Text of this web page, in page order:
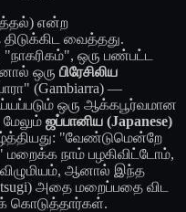
என்ற
வைத்தது.
ஒரு பண்பட்ட
ஒரு பிரேசிலிய
(Gambiarra) —
ஒரு ஆக்கபூர்வமான
ஜப்பானிய (Japanese)
"வேண்டுமென்றே
மறைக்க நாம் பழகிவிட்டோம்,
விழுமியம், ஆனால் இந்த
அதை மறைப்பதை விட
கொடுத்தார்கள்.